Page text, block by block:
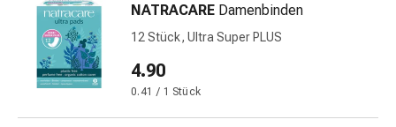
Schlaf
Beruhigung
Schlafstörungen
Rhonchopathie
(Schnarchen)
NATRACARE Damenbinden
12 Stück, Ultra Super PLUS
4.90
0.41 / 1 Stück